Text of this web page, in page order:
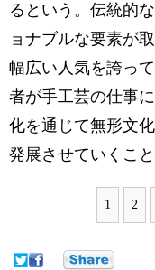
るという。伝統的
ョナブルな要素が
幅広い人気を誇っ
者が手工芸の仕事
化を通じて無形文
発展させていくこ
1 2